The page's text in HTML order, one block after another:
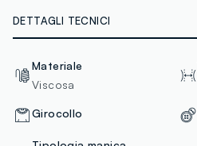
DETTAGLI TECNICI
Materiale
Viscosa
Girocollo